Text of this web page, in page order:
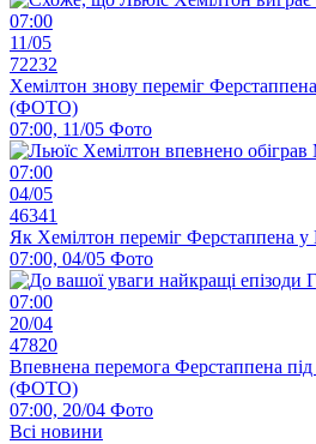
07:00
11/05
72232
Хемілтон знову переміг
(ФОТО)
07:00, 11/05 Фото
07:00
04/05
46341
Як Хемілтон переміг Ферстаппена
07:00, 04/05 Фото
07:00
20/04
47820
Впевнена перемога Ферстаппена
(ФОТО)
07:00, 20/04 Фото
Всі новини